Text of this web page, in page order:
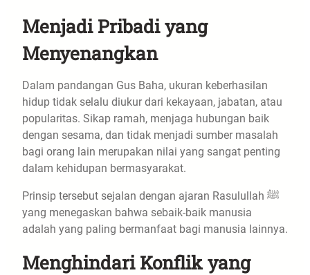
Menjadi Pribadi yang
Menyenangkan
Dalam pandangan Gus Baha, ukuran keberhasilan
hidup tidak selalu diukur dari kekayaan, jabatan, atau
popularitas. Sikap ramah, menjaga hubungan baik
dengan sesama, dan tidak menjadi sumber masalah
bagi orang lain merupakan nilai yang sangat penting
dalam kehidupan bermasyarakat.
Prinsip tersebut sejalan dengan ajaran Rasulullah ﷺ
yang menegaskan bahwa sebaik-baik manusia
adalah yang paling bermanfaat bagi manusia lainnya.
Menghindari Konflik yang